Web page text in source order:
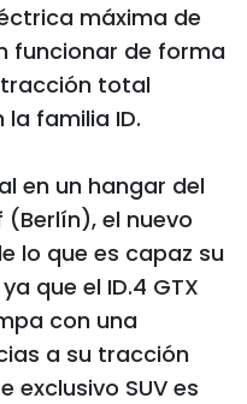
máxima de
funcionar de forma
total
familia ID.
en un hangar del
el nuevo
lo que es capaz su
que el ID.4 GTX
con una
a su tracción
SUV es